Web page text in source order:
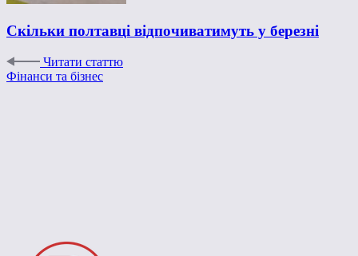
Скільки полтавці відпочиватимуть у березні
Читати статтю
Фінанси та бізнес